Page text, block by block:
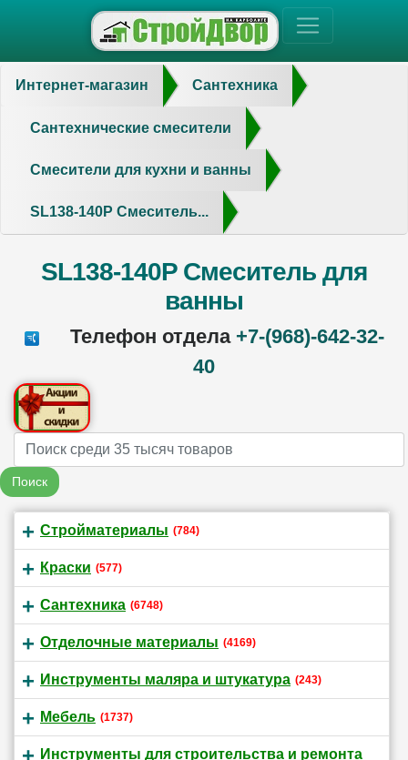
Интернет-магазин Сантехника
Сантехнические смесители
Смесители для кухни и ванны
SL138-140P Смеситель...
SL138-140P Смеситель для
ванны
Телефон отдела +7-(968)-642-32-
40
Name
Поиск
Стройматериалы (784)
Краски (577)
Сантехника (6748)
Отделочные материалы (4169)
Инструменты маляра и штукатура (243)
Мебель (1737)
Инструменты для строительства и ремонта